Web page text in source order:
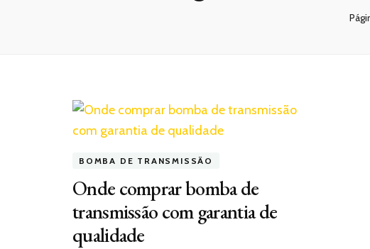
BOMBA DE TRANSMISSÃO
Onde comprar bomba de
transmissão com garantia de
qualidade